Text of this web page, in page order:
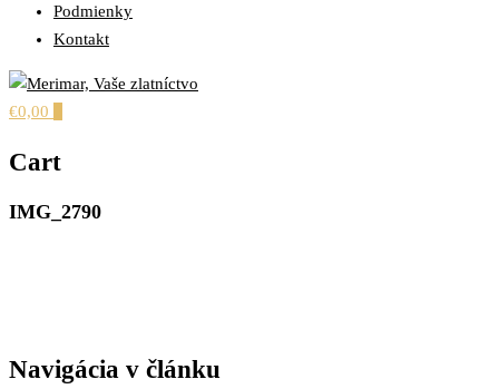
Podmienky
Kontakt
€0,00
Cart
IMG_2790
Navigácia v článku